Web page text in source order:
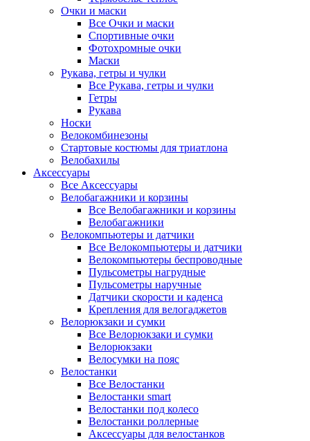
Очки и маски
Все Очки и маски
Спортивные очки
Фотохромные очки
Маски
Рукава, гетры и чулки
Все Рукава, гетры и чулки
Гетры
Рукава
Носки
Велокомбинезоны
Стартовые костюмы для триатлона
Велобахилы
Аксессуары
Все Аксессуары
Велобагажники и корзины
Все Велобагажники и корзины
Велобагажники
Велокомпьютеры и датчики
Все Велокомпьютеры и датчики
Велокомпьютеры беспроводные
Пульсометры нагрудные
Пульсометры наручные
Датчики скорости и каденса
Крепления для велогаджетов
Велорюкзаки и сумки
Все Велорюкзаки и сумки
Велорюкзаки
Велосумки на пояс
Велостанки
Все Велостанки
Велостанки smart
Велостанки под колесо
Велостанки роллерные
Аксессуары для велостанков